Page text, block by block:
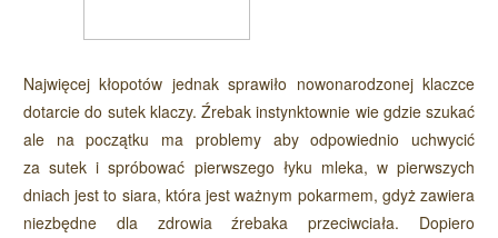
Najwięcej kłopotów jednak sprawiło nowonarodzonej klaczce
dotarcie do sutek klaczy. Źrebak instynktownie wie gdzie szukać
ale na początku ma problemy aby odpowiednio uchwycić
za sutek i spróbować pierwszego łyku mleka, w pierwszych
dniach jest to siara, która jest ważnym pokarmem, gdyż zawiera
niezbędne dla zdrowia źrebaka przeciwciała. Dopiero